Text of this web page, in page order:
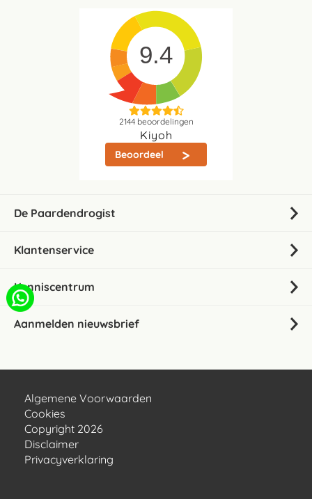
9.4
2144beoordelingen
Kiyoh
Beoordeel
De Paardendrogist
Klantenservice
Kenniscentrum
Aanmelden nieuwsbrief
Algemene Voorwaarden
Cookies
Copyright 2026
Disclaimer
Privacyverklaring